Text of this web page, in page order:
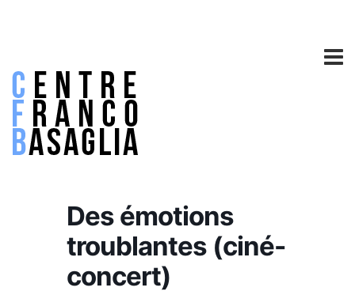
Des émotions
troublantes (ciné-
concert)